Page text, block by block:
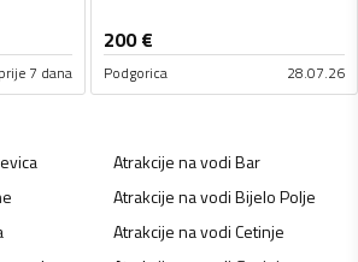
prije 7 dana
200€
Podgorica 28.07.26
Atrakcije na vodiBar
Atrakcije na vodiBijelo Polje
Atrakcije na vodiCetinje